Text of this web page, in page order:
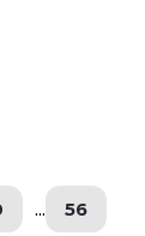
... 56